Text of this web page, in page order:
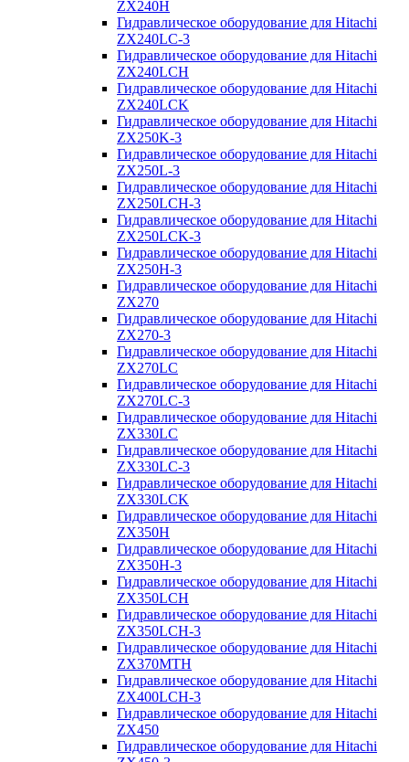
ZX240H
Гидравлическое оборудование для Hitachi
ZX240LC-3
Гидравлическое оборудование для Hitachi
ZX240LCH
Гидравлическое оборудование для Hitachi
ZX240LCK
Гидравлическое оборудование для Hitachi
ZX250K-3
Гидравлическое оборудование для Hitachi
ZX250L-3
Гидравлическое оборудование для Hitachi
ZX250LCH-3
Гидравлическое оборудование для Hitachi
ZX250LCK-3
Гидравлическое оборудование для Hitachi
ZX250Н-3
Гидравлическое оборудование для Hitachi
ZX270
Гидравлическое оборудование для Hitachi
ZX270-3
Гидравлическое оборудование для Hitachi
ZX270LC
Гидравлическое оборудование для Hitachi
ZX270LC-3
Гидравлическое оборудование для Hitachi
ZX330LC
Гидравлическое оборудование для Hitachi
ZX330LC-3
Гидравлическое оборудование для Hitachi
ZX330LCK
Гидравлическое оборудование для Hitachi
ZX350H
Гидравлическое оборудование для Hitachi
ZX350H-3
Гидравлическое оборудование для Hitachi
ZX350LCH
Гидравлическое оборудование для Hitachi
ZX350LCH-3
Гидравлическое оборудование для Hitachi
ZX370MTH
Гидравлическое оборудование для Hitachi
ZX400LCH-3
Гидравлическое оборудование для Hitachi
ZX450
Гидравлическое оборудование для Hitachi